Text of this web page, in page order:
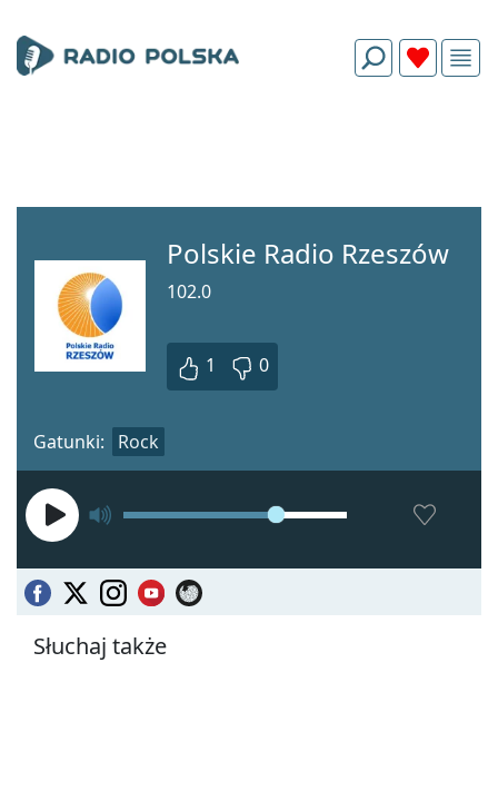
Polskie Radio Rzeszów
102.0
1 0
Gatunki: Rock
Słuchaj także